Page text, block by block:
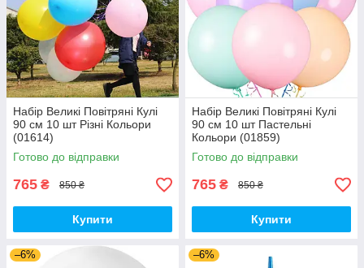
Набір Великі Повітряні Кулі
90 см 10 шт Різні Кольори
(01614)
Готово до відправки
765 ₴ 850 ₴
Купити
Набір Великі Повітряні Кулі
90 см 10 шт Пастельні
Кольори (01859)
Готово до відправки
765 ₴ 850 ₴
Купити
–6% –6%